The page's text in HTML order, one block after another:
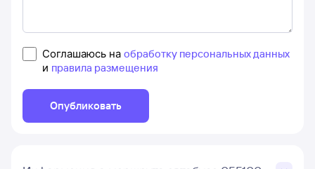
Соглашаюсь на обработку персональных данных
и правила размещения
Опубликовать